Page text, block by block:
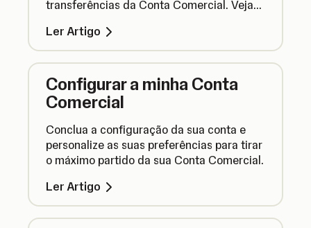
transferências da Conta Comercial. Veja
Ler Artigo
Configurar a minha Conta
Comercial
Conclua a configuração da sua conta e
personalize as suas preferências para tirar
o máximo partido da sua Conta Comercial.
Ler Artigo